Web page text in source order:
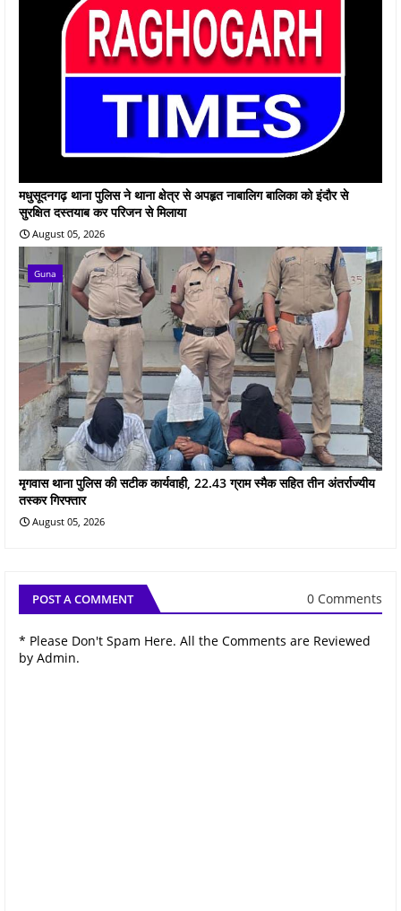
मधुसूदनगढ़ थाना पुलिस ने थाना क्षेत्र से अपहृत नाबालिग बालिका को इंदौर से
सुरक्षित दस्तयाब कर परिजन से मिलाया
August 05, 2026
Guna
मृगवास थाना पुलिस की सटीक कार्यवाही, 22.43 ग्राम स्मैक सहित तीन अंतर्राज्यीय
तस्कर गिरफ्तार
August 05, 2026
POST A COMMENT 0 Comments
* Please Don't Spam Here. All the Comments are Reviewed
by Admin.